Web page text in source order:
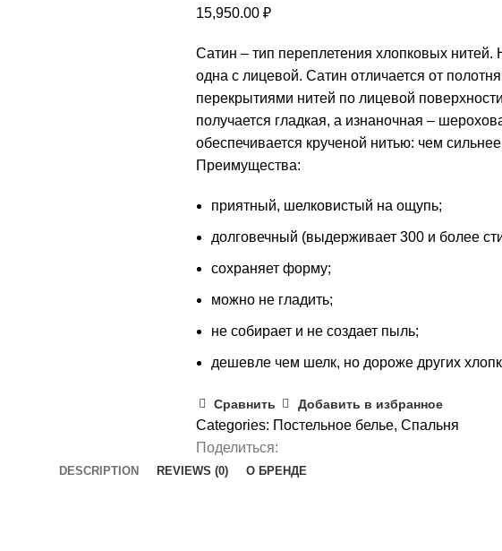
15,950.00 ₽
Сатин – тип переплетения хлопковых
одна с лицевой. Сатин отличается от
перекрытиями нитей по лицевой
получается гладкая, а изнаночная –
обеспечивается крученой нитью: чем
Преимущества:
приятный, шелковистый на ощупь;
долговечный (выдерживает 300 и более
сохраняет форму;
можно не гладить;
не собирает и не создает пыль;
дешевле чем шелк, но дороже других
Сравнить Добавить в избранное
Categories: Постельное белье, Спальня
Поделиться:
DESCRIPTION REVIEWS (0) О БРЕНДЕ